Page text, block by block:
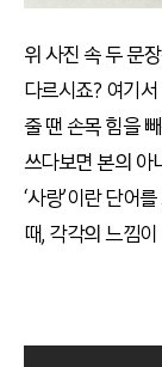
위 사진 속 두 문
다르시죠? 여기
줄 땐 손목 힘을
쓰다보면 본의 아
‘사랑’이란 단어
때, 각각의 느낌